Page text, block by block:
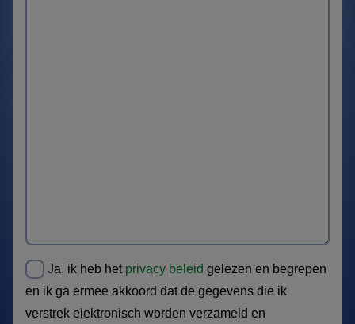
Ja, ik heb het privacy beleid gelezen en begrepen
en ik ga ermee akkoord dat de gegevens die ik
verstrek elektronisch worden verzameld en